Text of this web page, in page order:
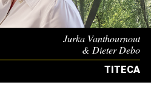
Jurka Vanthournout
& Dieter Debo
TITECA